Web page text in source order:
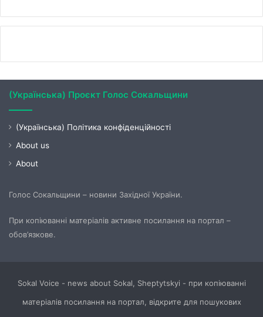
(Українська) Проєкт Голос Сокальщини
(Українська) Політика конфіденційності
About us
About
Голос Сокальщини – новини Західної України.
При копіюванні матеріалів активне посилання на портал –
обов’язкове.
Sokal Voice - news about Sokal, Sheptytskyi - при копіюванні
матеріалів посилання на портал, відкрите для пошукових